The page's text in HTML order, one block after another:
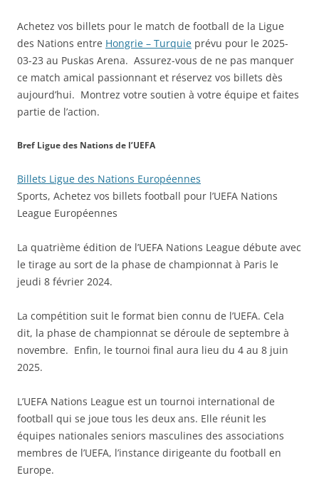
Achetez vos billets pour le match de football de la Ligue
des Nations entre Hongrie – Turquie prévu pour le 2025-
03-23 au Puskas Arena. Assurez-vous de ne pas manquer
ce match amical passionnant et réservez vos billets dès
aujourd’hui. Montrez votre soutien à votre équipe et faites
partie de l’action.
Bref Ligue des Nations de l’UEFA
Billets Ligue des Nations Européennes
Sports, Achetez vos billets football pour l’UEFA Nations
League Européennes
La quatrième édition de l’UEFA Nations League débute avec
le tirage au sort de la phase de championnat à Paris le
jeudi 8 février 2024.
La compétition suit le format bien connu de l’UEFA. Cela
dit, la phase de championnat se déroule de septembre à
novembre. Enfin, le tournoi final aura lieu du 4 au 8 juin
2025.
L’UEFA Nations League est un tournoi international de
football qui se joue tous les deux ans. Elle réunit les
équipes nationales seniors masculines des associations
membres de l’UEFA, l’instance dirigeante du football en
Europe.